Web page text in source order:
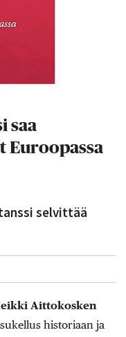
saa
Euroopassa
selvittää
Aittokosken
historiaan ja